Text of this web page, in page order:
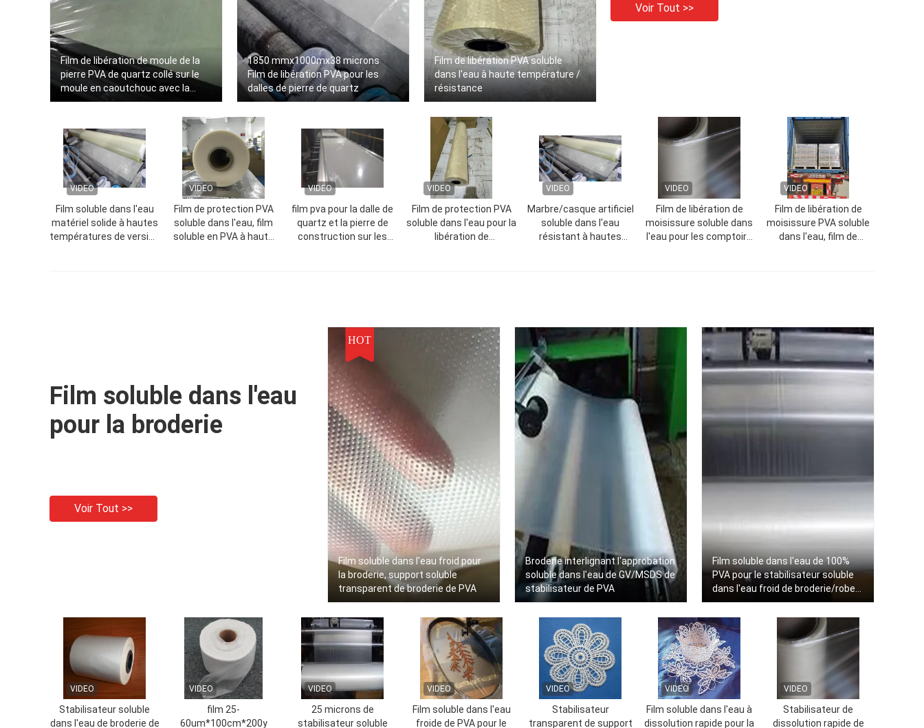
Film de libération de moule de la
pierre PVA de quartz collé sur le
moule en caoutchouc avec la
colle spécifique
1850 mmx1000mx38 microns
Film de libération PVA pour les
dalles de pierre de quartz
Film de libération PVA soluble
dans l'eau à haute température /
résistance
Voir Tout >>
VIDEO
Film soluble dans l'eau
matériel solide à hautes
températures de version
VIDEO
Film de protection PVA
soluble dans l'eau, film
soluble en PVA à haute
VIDEO
film pva pour la dalle de
quartz et la pierre de
construction sur les
VIDEO
Film de protection PVA
soluble dans l'eau pour la
libération de
VIDEO
Marbre/casque artificiel
soluble dans l'eau
résistant à hautes
VIDEO
Film de libération de
moisissure soluble dans
l'eau pour les comptoirs
VIDEO
Film de libération de
moisissure PVA soluble
dans l'eau, film de
Film soluble dans l'eau
pour la broderie
Voir Tout >>
HOT
Film soluble dans l'eau froid pour
la broderie, support soluble
transparent de broderie de PVA
Broderie interlignant l'approbation
soluble dans l'eau de GV/MSDS de
stabilisateur de PVA
Film soluble dans l'eau de 100%
PVA pour le stabilisateur soluble
dans l'eau froid de broderie/robe
de dentelle
VIDEO
Stabilisateur soluble
dans l'eau de broderie de
VIDEO
film 25-
60um*100cm*200y
VIDEO
25 microns de
stabilisateur soluble
VIDEO
Film soluble dans l'eau
froide de PVA pour le
VIDEO
Stabilisateur
transparent de support
VIDEO
Film soluble dans l'eau à
dissolution rapide pour la
VIDEO
Stabilisateur de
dissolution rapide de